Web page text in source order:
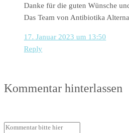
Danke für die guten Wünsche
Das Team von Antibiotika
17. Januar 2023 um 13:50
Reply
Kommentar hinterlassen